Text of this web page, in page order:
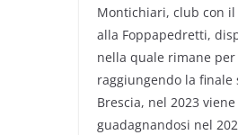
Montichiari, club con
alla Foppapedretti,
nella quale rimane per
raggiungendo la finale
Brescia, nel 2023
guadagnandosi nel